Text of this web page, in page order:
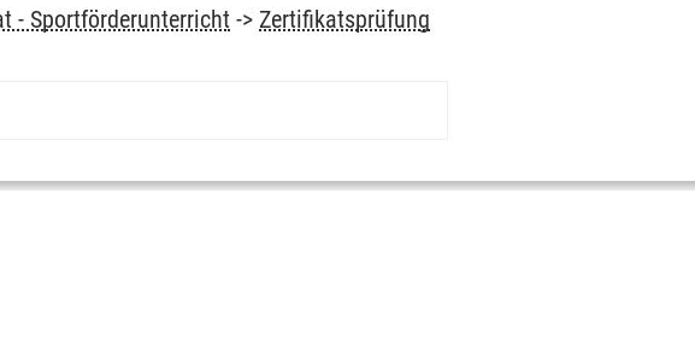
- Sportförderunterricht -> Zertifikatsprüfung